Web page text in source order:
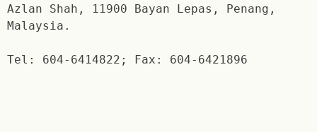
Azlan Shah, 11900 Bayan Lepas, Penang,
Malaysia.
Tel: 604-6414822; Fax: 604-6421896